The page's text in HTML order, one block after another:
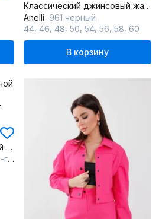
Классический джинсовый жакет с коротким кроем и пуговицами
Anelli 961 черный
44 46 48 50 54 56 58 60
В корзину
Жакет прямой с V-образной горловиной демисезонный